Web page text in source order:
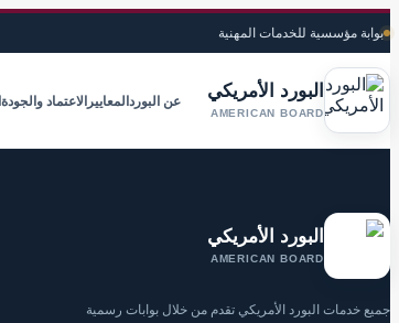
بوابة مؤسسية للخدمات المهنية
البورد الأمريكي
AMERICAN BOARD
عن البورد المعايير الاعتماد والجودة
البورد الأمريكي
AMERICAN BOARD
جميع خدمات البورد الأمريكي تقدم من خلال بوابات رسمية